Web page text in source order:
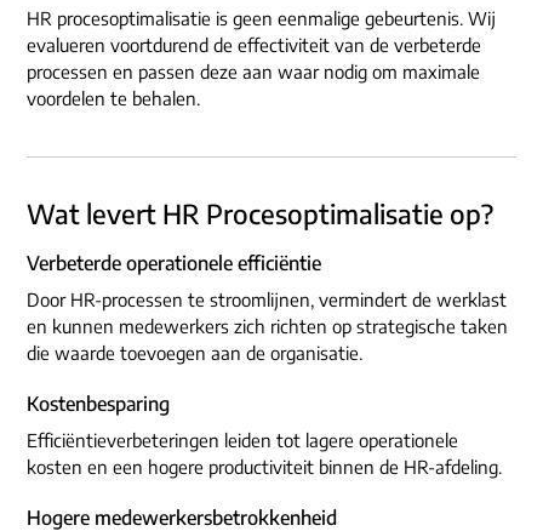
HR procesoptimalisatie is geen eenmalige gebeurtenis. Wij
evalueren voortdurend de effectiviteit van de verbeterde
processen en passen deze aan waar nodig om maximale
voordelen te behalen.
Wat levert HR Procesoptimalisatie op?
Verbeterde operationele efficiëntie
Door HR-processen te stroomlijnen, vermindert de werklast
en kunnen medewerkers zich richten op strategische taken
die waarde toevoegen aan de organisatie.
Kostenbesparing
Efficiëntieverbeteringen leiden tot lagere operationele
kosten en een hogere productiviteit binnen de HR-afdeling.
Hogere medewerkersbetrokkenheid